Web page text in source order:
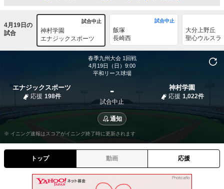
4月19日の
試合
試合中止
神村学園
エナジックスポーツ
試合中止
飯塚
長崎西
大分上野丘
聖心ウルスラ
春季九州大会 1回戦
4月19日（日）9:00
平和リース球場
エナジックスポーツ
応援 198件 -
試合中止
神村学園
応援 1,022件
通知
※ イニング速報はスコアがイニング終了時に更新されます
トップ 動画 応援